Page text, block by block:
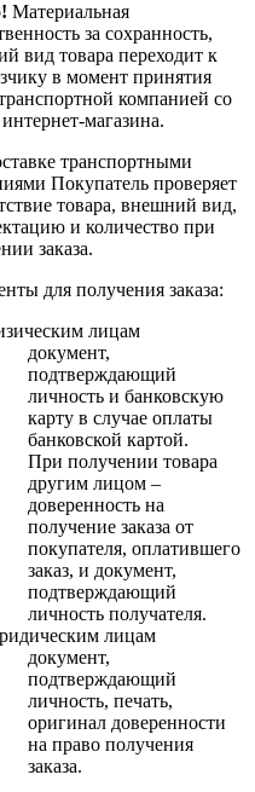
Материальная
за сохранность,
вид товара переходит к
в момент принятия
транспортной компанией со
магазина.
транспортными
Покупатель проверяет
товара, внешний вид,
и количество при
заказа.
для получения заказа:
лицам
документ,
подтверждающий
личность и банковскую
карту в случае оплаты
банковской картой.
При получении товара
другим лицом –
доверенность на
получение заказа от
покупателя, оплатившего
заказ, и документ,
подтверждающий
личность получателя.
лицам
документ,
подтверждающий
личность, печать,
оригинал доверенности
на право получения
заказа.